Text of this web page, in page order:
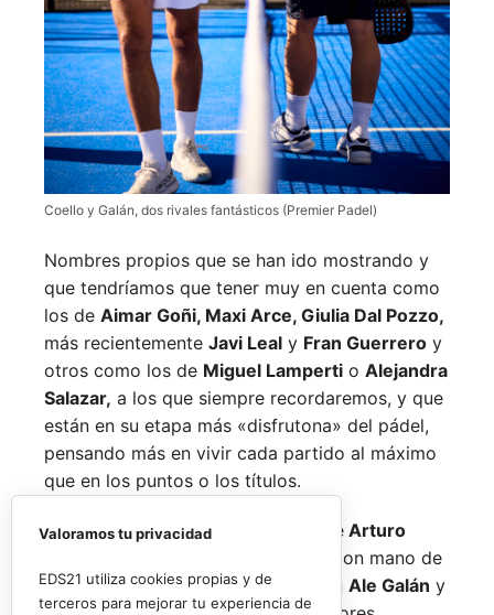
Coello y Galán, dos rivales fantásticos (Premier Padel)
Nombres propios que se han ido mostrando y
que tendríamos que tener muy en cuenta como
los de Aimar Goñi, Maxi Arce, Giulia Dal Pozzo,
más recientemente Javi Leal y Fran Guerrero y
otros como los de Miguel Lamperti o Alejandra
Salazar, a los que siempre recordaremos, y que
están en su etapa más «disfrutona» del pádel,
pensando más en vivir cada partido al máximo
que en los puntos o los títulos.
No por ello hemos de olvidarnos de Arturo
que rigen con mano de
hierro el circuito pero que tienen en Ale Galán y
Valoramos tu privacidad
EDS21 utiliza cookies propias y de
terceros para mejorar tu experiencia de